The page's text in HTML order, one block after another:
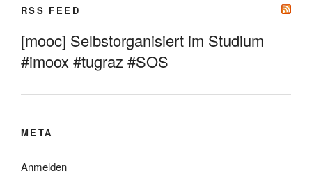
RSS FEED
[mooc] Selbstorganisiert im Studium
#imoox #tugraz #SOS
META
Anmelden